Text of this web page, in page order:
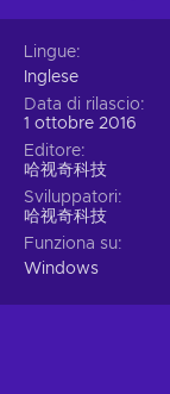
Lingue
Inglese
Data di rilascio
1 ottobre 2016
Editore
哈视奇科技
Sviluppatori
哈视奇科技
Funziona su
Windows